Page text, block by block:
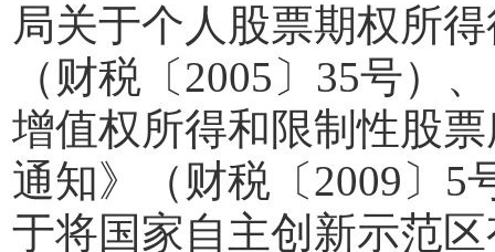
局关于个人股票期权所
（财税〔2005 〕 35号）
增值权所得和限制性股
通知》（财税〔2009 〕 5
于将国家自主创新示范